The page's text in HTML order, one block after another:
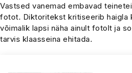
Vastsed vanemad embavad
fotot. Diktoritekst kritiseerib haigla
võimalik lapsi näha ainult fotolt ja
tarvis klaasseina ehitada.